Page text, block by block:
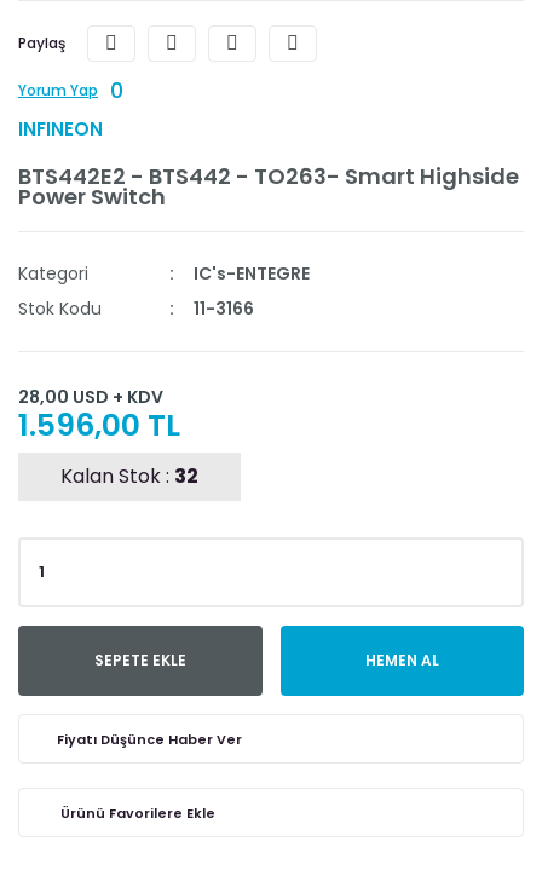
Paylaş
Yorum Yap 0
INFINEON
BTS442E2 - BTS442 - TO263- Smart Highside
Power Switch
Kategori
IC's-ENTEGRE
Stok Kodu
11-3166
28,00 USD + KDV
1.596,00 TL
Kalan Stok : 32
SEPETE EKLE HEMEN AL
Fiyatı Düşünce Haber Ver